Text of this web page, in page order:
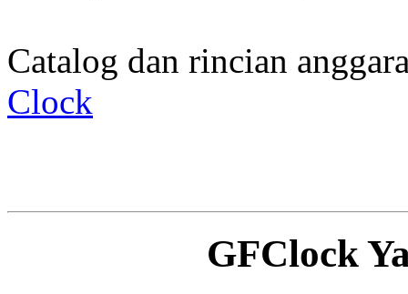
Catalog dan rincian
Clock
GFClock